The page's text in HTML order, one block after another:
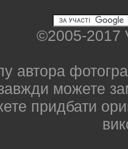
©2005-2017
автора
можете
придбати